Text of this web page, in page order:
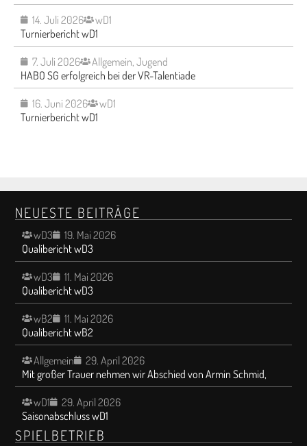
14. Juli 2026
wD1
Turnierbericht wD1
7. Juli 2026 Allgemein, Jugend
HABO SG erfolgreich bei der VR-Talentiade
16. Juni 2026
wD1
Turnierbericht wD1
NEUESTE BEITRÄGE
wD3
19. Mai 2026
Qualibericht wD3
wD3
11. Mai 2026
Qualibericht wD3
wB2
11. Mai 2026
Qualibericht wB2
Allgemein
29. April 2026
Mit großer Trauer nehmen wir Abschied von Armin Schmid,
wD1
29. April 2026
Saisonabschluss wD1
SPIELBETRIEB